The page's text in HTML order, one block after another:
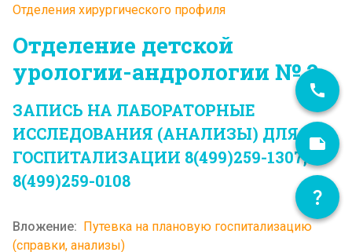
Строка
навигации
Отделения хирургического профиля
Отделение детской
урологии-андрологии № 2
ЗАПИСЬ НА ЛАБОРАТОРНЫЕ
ИССЛЕДОВАНИЯ (АНАЛИЗЫ) ДЛЯ
ГОСПИТАЛИЗАЦИИ 8(499)259-1307,
8(499)259-0108
Путевка на плановую госпитализацию
(справки, анализы)